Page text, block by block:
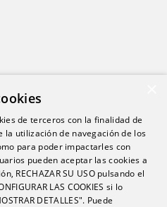
de terceros con la finalidad de
utilización de navegación de los
para poder impactarles con
pueden aceptar las cookies a
RECHAZAR SU USO pulsando el
LAS COOKIES si lo
DETALLES". Puede